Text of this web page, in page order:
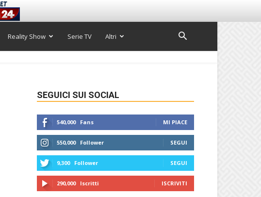
Reality Show Serie TV Altri
SEGUICI SUI SOCIAL
540,000 Fans MI PIACE
550,000 Follower SEGUI
9,300 Follower SEGUI
290,000 Iscritti ISCRIVITI